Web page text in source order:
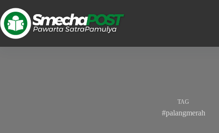
TAG
#palangmerah